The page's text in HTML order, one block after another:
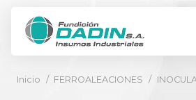
Inicio / FERROALEACIONES /